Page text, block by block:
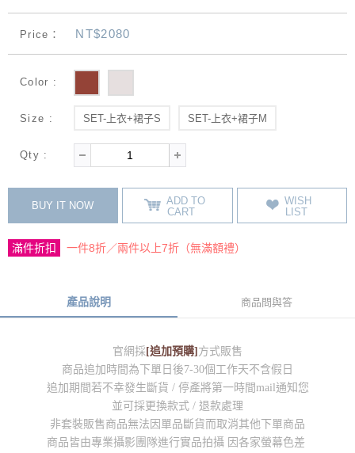
Price： NT$2080
Color :
Size : SET-上衣+裙子S SET-上衣+裙子M
Qty :
BUY IT NOW
ADD TO
CART
WISH
LIST
滿件折扣 一件8折／兩件以上7折（無滿額禮）
產品說明 商品問與答
官網採[追加預購]方式販售
商品追加時間為下單日後7-30個工作天不含假日
追加期間若不幸發生斷貨 / 停產將第一時間mail通知您
並可採更換款式 / 退款處理
非套裝販售商品無法因單品斷貨而取消其他下單商品
商品皆由專業攝影團隊進行實品拍攝 因各家螢幕色差